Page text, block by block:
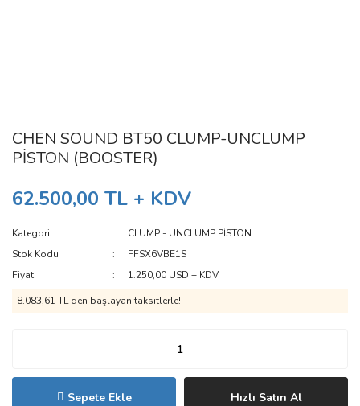
CHEN SOUND BT50 CLUMP-UNCLUMP
PİSTON (BOOSTER)
62.500,00 TL + KDV
Kategori
CLUMP - UNCLUMP PİSTON
Stok Kodu
FFSX6VBE1S
Fiyat
1.250,00 USD + KDV
8.083,61 TL den başlayan taksitlerle!
Sepete Ekle Hızlı Satın Al